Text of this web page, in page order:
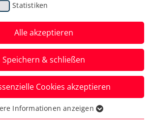
greift in
nach 9.
auf der ATP-
steht in China mit
Francisco Cabral im
Doppelkonkurrenz.
Statistiken
Alle akzeptieren
Speichern & schließen
Cookies akzeptieren
werden für grundlegende
Informationen anzeigen